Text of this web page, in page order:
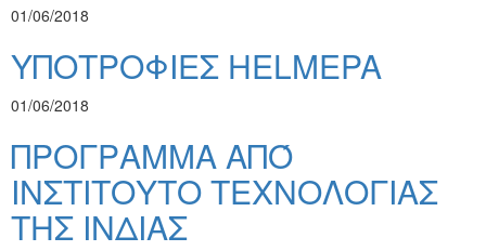
01/06/2018
ΥΠΟΤΡΟΦΙΕΣ HELMEPA
01/06/2018
ΠΡΟΓΡΑΜΜΑ ΑΠΌ
ΙΝΣΤΙΤΟΥΤΟ ΤΕΧΝΟΛΟΓΙΑΣ
ΤΗΣ ΙΝΔΙΑΣ